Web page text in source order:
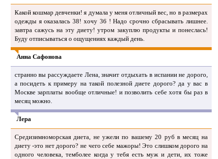
Какой кошмар девченки! я думала у меня отличный вес, но в размерах
одежды я оказалась 38! хочу 36 ! Надо срочно сбрасывать лишнее.
завтра сажусь на эту диету! утром закуплю продукты и понеслась!
Буду отписываться о ощущениях каждый день.
Анна Сафонова
странно вы рассуждаете Лена, значит отдыхать в испании не дорого,
а посидеть к примеру на такой полезной диете дорого? да у вас в
Москве зарплаты вообще отличные! и позволить себе хотя бы раз в
месяц можно.
Лера
Средизимноморская диета, не ужели по вашему 20 руб в месяц на
диету -это нет дорого? не чего себе мажоры! Это слишком дорого на
одного человека, темболее когда у тебя есть муж и дети, их тоже